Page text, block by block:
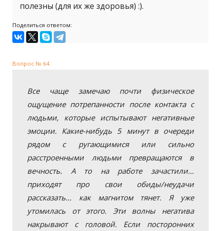
полезны (для их же здоровья) :).
Поделиться ответом:
Вопрос № 64
Все чаще замечаю почти физическое
ощущение потрепанности после контакта с
людьми, которые испытывают негативные
эмоции. Какие-нибудь 5 минут в очереди
рядом с ругающимися или сильно
расстроенными людьми превращаются в
вечность. А то на работе зачастили...
приходят про свои обиды/неудачи
рассказать... как магнитом тянет. Я уже
утомилась от этого. Эти волны негатива
накрывают с головой. Если посторонних